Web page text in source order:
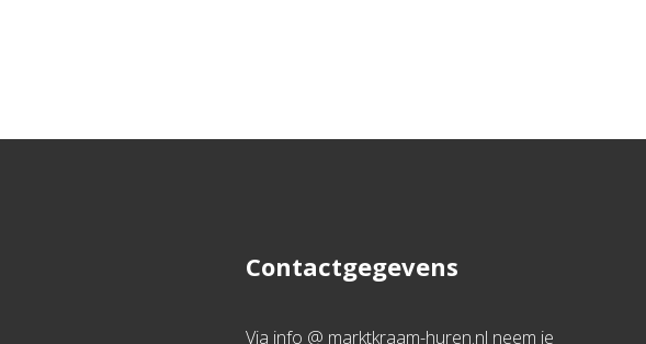
Contactgegevens
Via info @ marktkraam-huren.nl neem je